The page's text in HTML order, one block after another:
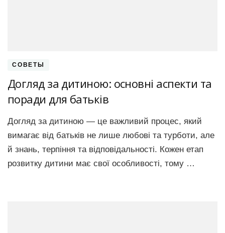
СОВЕТЫ
Догляд за дитиною: основні аспекти та
поради для батьків
Догляд за дитиною — це важливий процес, який
вимагає від батьків не лише любові та турботи, але
й знань, терпіння та відповідальності. Кожен етап
розвитку дитини має свої особливості, тому …